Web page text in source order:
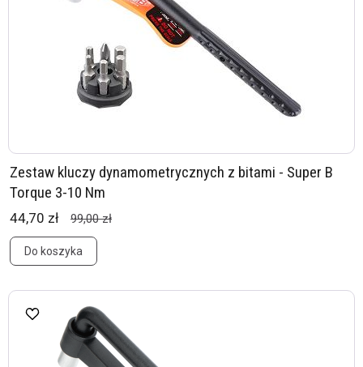
Zestaw kluczy dynamometrycznych z bitami - Super B
Torque 3-10 Nm
44,70 zł 99,00 zł
Do koszyka